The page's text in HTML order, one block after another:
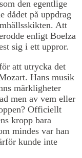
den egentlige
dådet på uppdrag
Att
enligt Boelza
sig i ett uppror.
att utrycka det
Hans musik
märkligheter
men av vem eller
Officiellt
kropp bara
mindes var han
kunde inte